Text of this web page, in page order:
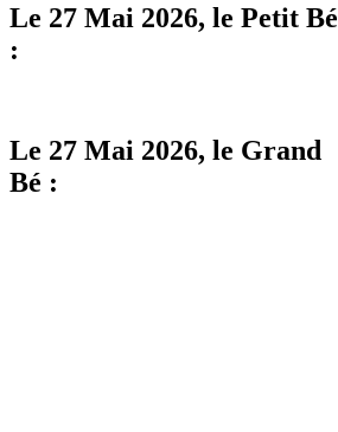
Le 27 Mai 2026, le Petit Bé
:
Le 27 Mai 2026, le Grand
Bé :